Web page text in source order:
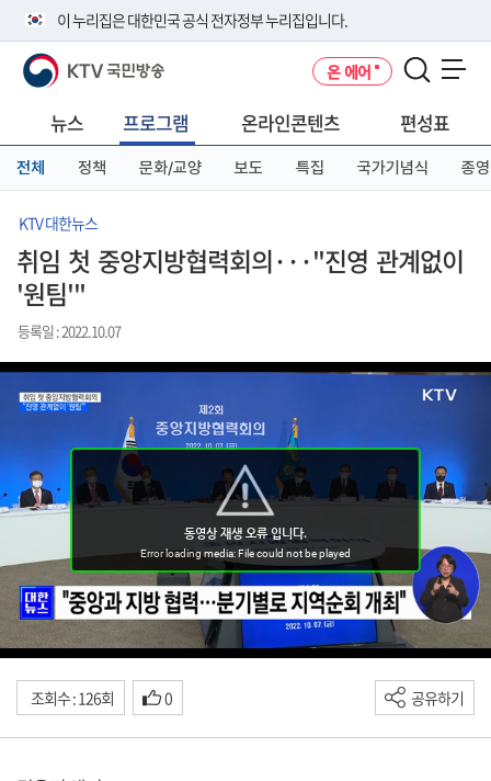
이 누리집은 대한민국 공식 전자정부 누리집입니다.
공식 누리집 주소 확인하기
니다.
이밖에 or.kr 또는 .kr등 다른 도메인 주소를 사용하고 있다면 아래 URL에
서 도메인 주소를 확인해 보세요
KTV 국민방송 온 에어
뉴스 프로그램 온라인콘텐츠 편성표
전체 정책 문화/교양 보도 특집 국가기념식 종영
KTV 대한뉴스
취임 첫 중앙지방협력회의···"진영 관계없이
'원팀'"
등록일 : 2022.10.07
조회수 : 126회 0 공유하기